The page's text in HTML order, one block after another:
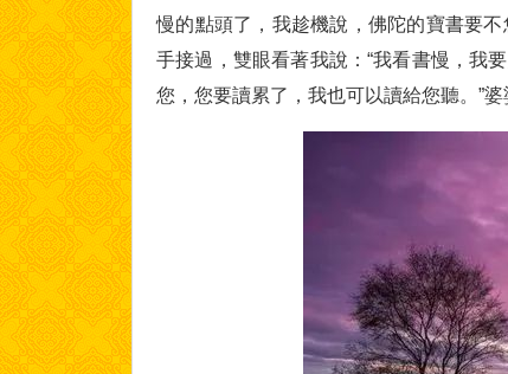
慢的點頭了，我趁機說，佛陀的寶書要
手接過，雙眼看著我說：“我看書慢，我
您，您要讀累了，我也可以讀給您聽。”